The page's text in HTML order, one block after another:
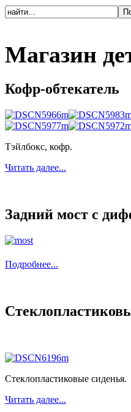
Магазин
Кофр-обтекатель
Тэйлбокс, кофр.
Читать далее...
Задний мост с
Подробнее...
Стеклопластиковые сиденья.
Читать далее...